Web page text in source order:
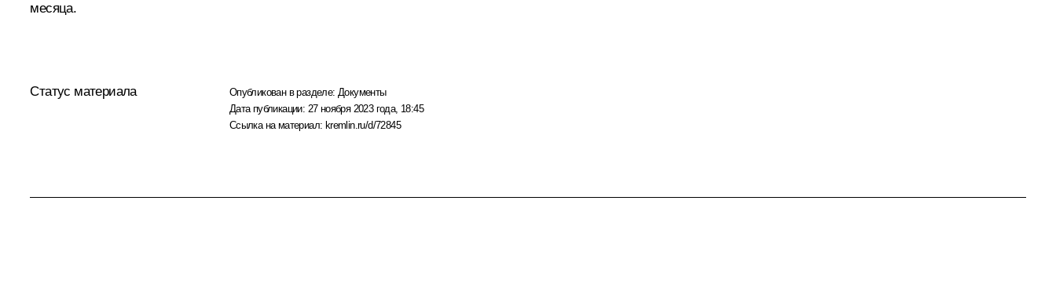
месяца.
Статус материала Опубликован в разделе: Документы
Дата публикации: 27 ноября 2023 года, 18:45
Ссылка на материал: kremlin.ru/d/72845